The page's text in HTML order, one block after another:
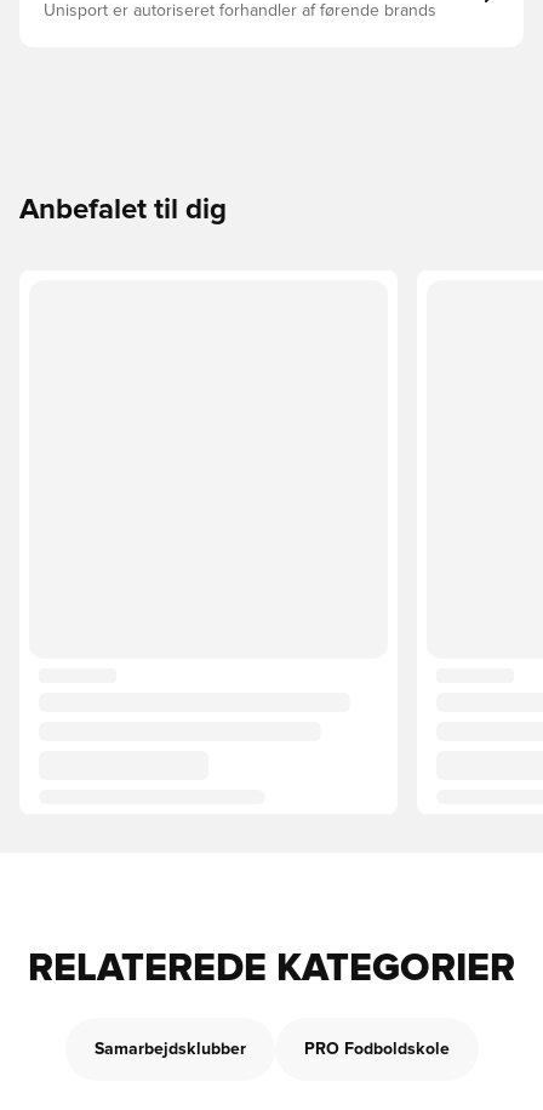
Unisport er autoriseret forhandler af førende brands
Anbefalet til dig
RELATEREDE KATEGORIER
Samarbejdsklubber PRO Fodboldskole